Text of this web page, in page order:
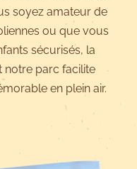
soyez amateur de
ou que vous
sécurisés, la
notre parc facilite
en plein air.